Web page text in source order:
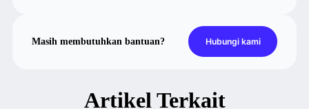
Masih membutuhkan bantuan? Hubungi kami
Artikel Terkait